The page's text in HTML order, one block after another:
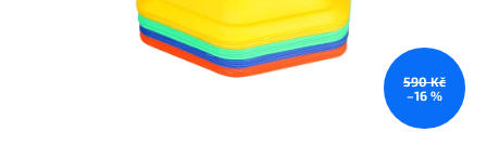
590 Kč
–16 %